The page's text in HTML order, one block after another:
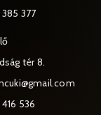
377
tér 8.
536